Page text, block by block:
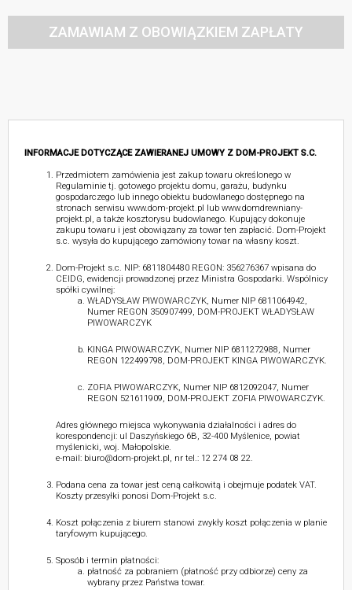
ZAMAWIAM Z OBOWIĄZKIEM ZAPŁATY
INFORMACJE DOTYCZĄCE ZAWIERANEJ UMOWY Z DOM-PROJEKT S.C.
Przedmiotem zamówienia jest zakup towaru określonego w
Regulaminie tj. gotowego projektu domu, garażu, budynku
gospodarczego lub innego obiektu budowlanego dostępnego na
stronach serwisu www.dom-projekt.pl lub www.domdrewniany-
projekt.pl, a także kosztorysu budowlanego. Kupujący dokonuje
zakupu towaru i jest obowiązany za towar ten zapłacić. Dom-Projekt
s.c. wysyła do kupującego zamówiony towar na własny koszt.
Dom-Projekt s.c. NIP: 6811804480 REGON: 356276367 wpisana do
CEIDG, ewidencji prowadzonej przez Ministra Gospodarki. Wspólnicy
spółki cywilnej:
WŁADYSŁAW PIWOWARCZYK, Numer NIP 6811064942,
Numer REGON 350907499, DOM-PROJEKT WŁADYSŁAW
PIWOWARCZYK
KINGA PIWOWARCZYK, Numer NIP 6811272988, Numer
REGON 122499798, DOM-PROJEKT KINGA PIWOWARCZYK.
ZOFIA PIWOWARCZYK, Numer NIP 6812092047, Numer
REGON 521611909, DOM-PROJEKT ZOFIA PIWOWARCZYK.
Adres głównego miejsca wykonywania działalności i adres do
korespondencji: ul Daszyńskiego 6B, 32-400 Myślenice, powiat
myślenicki, woj. Małopolskie.
e-mail: biuro@dom-projekt.pl, nr tel.: 12 274 08 22.
Podana cena za towar jest ceną całkowitą i obejmuje podatek VAT.
Koszty przesyłki ponosi Dom-Projekt s.c.
Koszt połączenia z biurem stanowi zwykły koszt połączenia w planie
taryfowym kupującego.
Sposób i termin płatności:
płatność za pobraniem (płatność przy odbiorze) ceny za
wybrany przez Państwa towar.